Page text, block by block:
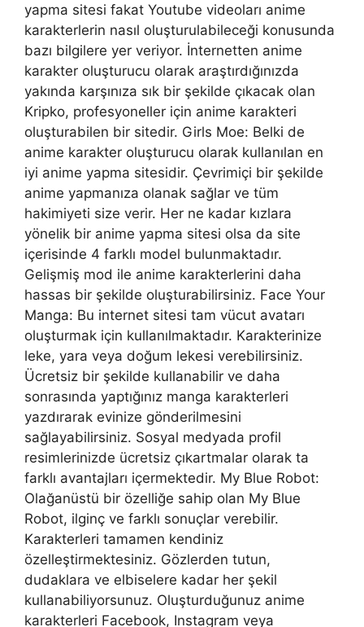
yapma sitesi fakat Youtube videoları anime
karakterlerin nasıl oluşturulabileceği konusunda
bazı bilgilere yer veriyor. İnternetten anime
karakter oluşturucu olarak araştırdığınızda
yakında karşınıza sık bir şekilde çıkacak olan
Kripko, profesyoneller için anime karakteri
oluşturabilen bir sitedir. Girls Moe: Belki de
anime karakter oluşturucu olarak kullanılan en
iyi anime yapma sitesidir. Çevrimiçi bir şekilde
anime yapmanıza olanak sağlar ve tüm
hakimiyeti size verir. Her ne kadar kızlara
yönelik bir anime yapma sitesi olsa da site
içerisinde 4 farklı model bulunmaktadır.
Gelişmiş mod ile anime karakterlerini daha
hassas bir şekilde oluşturabilirsiniz. Face Your
Manga: Bu internet sitesi tam vücut avatarı
oluşturmak için kullanılmaktadır. Karakterinize
leke, yara veya doğum lekesi verebilirsiniz.
Ücretsiz bir şekilde kullanabilir ve daha
sonrasında yaptığınız manga karakterleri
yazdırarak evinize gönderilmesini
sağlayabilirsiniz. Sosyal medyada profil
resimlerinizde ücretsiz çıkartmalar olarak ta
farklı avantajları içermektedir. My Blue Robot:
Olağanüstü bir özelliğe sahip olan My Blue
Robot, ilginç ve farklı sonuçlar verebilir.
Karakterleri tamamen kendiniz
özelleştirmektesiniz. Gözlerden tutun,
dudaklara ve elbiselere kadar her şekil
kullanabiliyorsunuz. Oluşturduğunuz anime
karakterleri Facebook, Instagram veya